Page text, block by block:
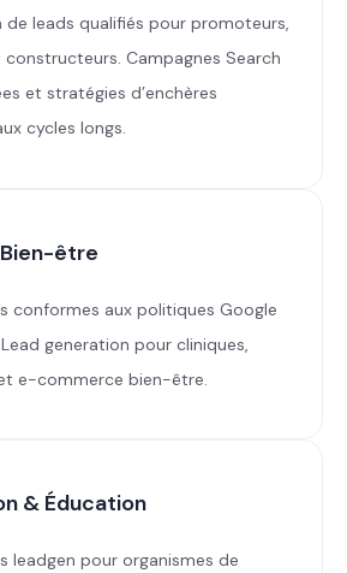
de leads qualifiés pour promoteurs,
constructeurs. Campagnes Search
et stratégies d’enchères
cycles longs.
être
conformes aux politiques Google
generation pour cliniques,
e-commerce bien-être.
& Éducation
leadgen pour organismes de